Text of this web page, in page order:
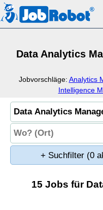
Data Analytics
Jobvorschläge: Analytics
Intelligence
+ Suchfilter (0
15 Jobs für